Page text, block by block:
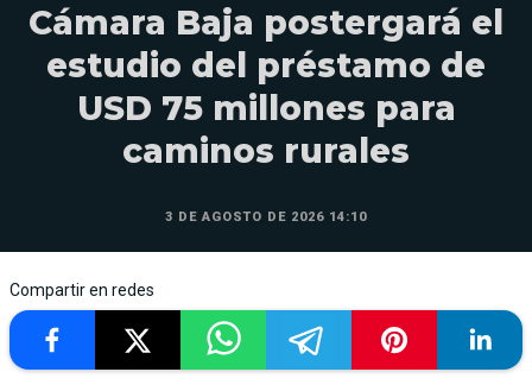
Cámara Baja postergará el
estudio del préstamo de
USD 75 millones para
caminos rurales
3 DE AGOSTO DE 2026 14:10
Compartir en redes